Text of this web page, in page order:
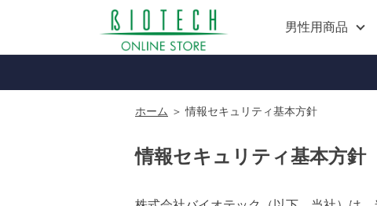
男性用商品
ホーム ＞ 情報セキュリティ基本方針
情報セキュリティ基本方針